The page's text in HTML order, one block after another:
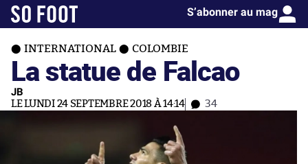
S’abonner au mag
INTERNATIONAL COLOMBIE
La statue de Falcao
JB
LE LUNDI 24 SEPTEMBRE 2018 À 14:14 34